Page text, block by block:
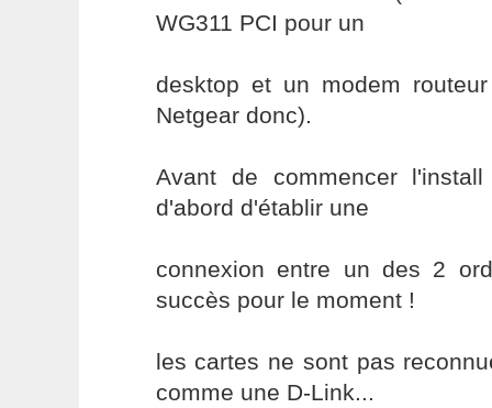
WG311 PCI pour un
desktop et un modem
Netgear donc).
Avant de commencer
d'abord d'établir une
connexion entre un des 2
succès pour le moment !
les cartes ne sont pas
comme une D-Link...